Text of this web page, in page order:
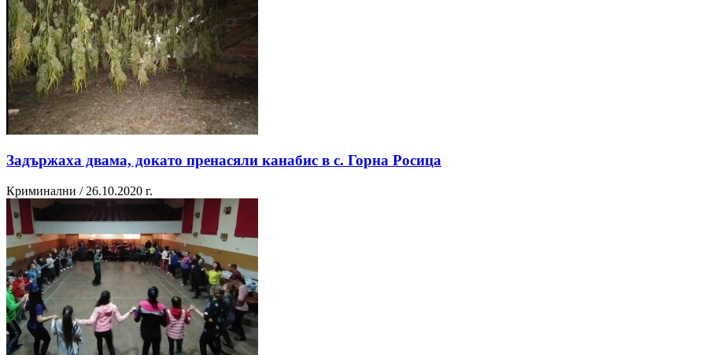
Задържаха двама, докато пренасяли канабис в с. Горна Росица
Криминални / 26.10.2020 г.